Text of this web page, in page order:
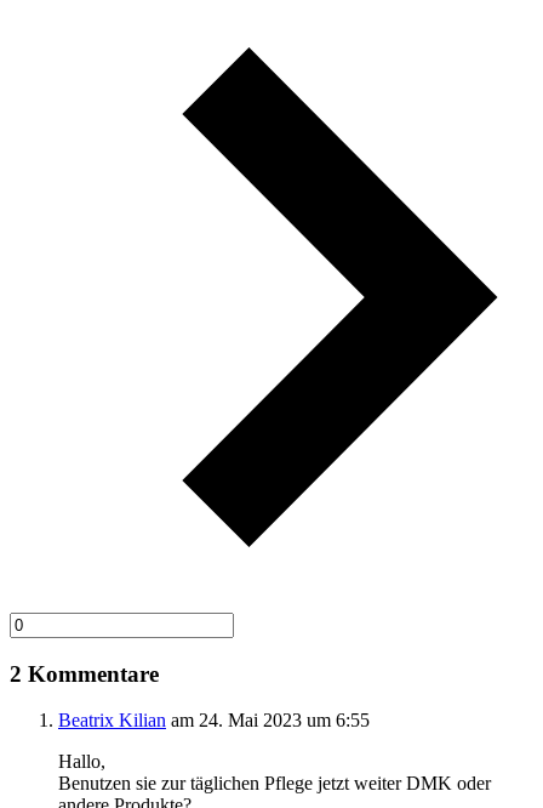
2 Kommentare
Beatrix Kilian am 24. Mai 2023 um 6:55
Hallo,
Benutzen sie zur täglichen Pflege jetzt weiter DMK oder